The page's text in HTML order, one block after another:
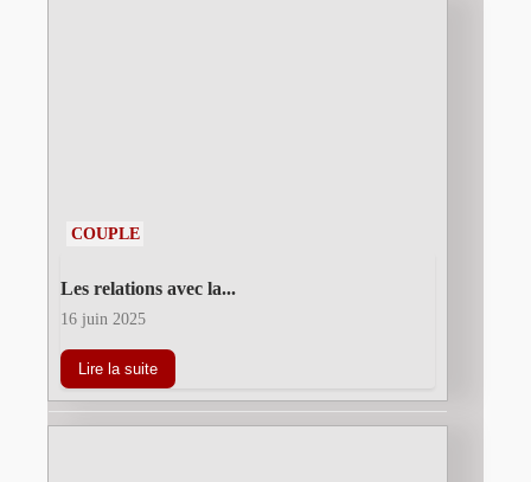
COUPLE
Les relations avec la...
16 juin 2025
Lire la suite